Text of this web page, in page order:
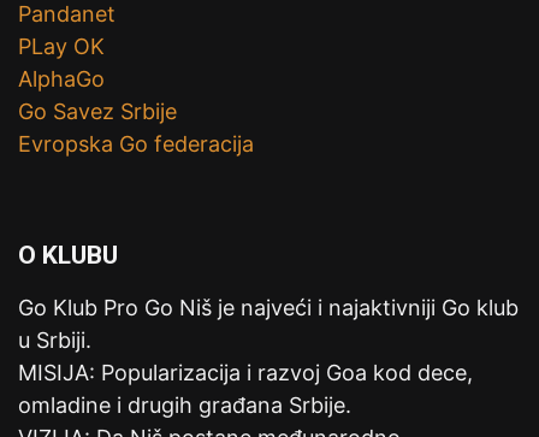
Pandanet
PLay OK
AlphaGo
Go Savez Srbije
Evropska Go federacija
O KLUBU
Go Klub Pro Go Niš je najveći i najaktivniji Go klub
u Srbiji.
MISIJA: Popularizacija i razvoj Goa kod dece,
omladine i drugih građana Srbije.